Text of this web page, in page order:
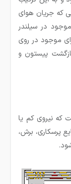
که جریان هوای
در سیلندر
موجود در روی
پیستون و
که نیروی کم یا
پرسکاری، برش،